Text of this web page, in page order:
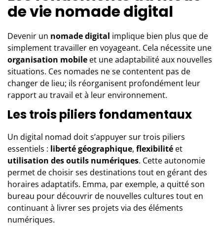
de vie nomade digital
Devenir un nomade digital implique bien plus que de
simplement travailler en voyageant. Cela nécessite une
organisation mobile et une adaptabilité aux nouvelles
situations. Ces nomades ne se contentent pas de
changer de lieu; ils réorganisent profondément leur
rapport au travail et à leur environnement.
Les trois piliers fondamentaux
Un digital nomad doit s’appuyer sur trois piliers
essentiels : liberté géographique, flexibilité et
utilisation des outils numériques. Cette autonomie
permet de choisir ses destinations tout en gérant des
horaires adaptatifs. Emma, par exemple, a quitté son
bureau pour découvrir de nouvelles cultures tout en
continuant à livrer ses projets via des éléments
numériques.